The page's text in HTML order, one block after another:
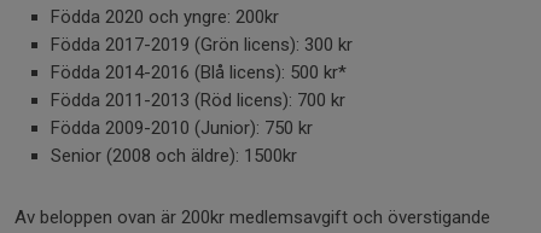
Födda 2020 och yngre: 200kr
Födda 2017-2019 (Grön licens): 300 kr
Födda 2014-2016 (Blå licens): 500 kr*
Födda 2011-2013 (Röd licens): 700 kr
Födda 2009-2010 (Junior): 750 kr
Senior (2008 och äldre): 1500kr
Av beloppen ovan är 200kr medlemsavgift och överstigande